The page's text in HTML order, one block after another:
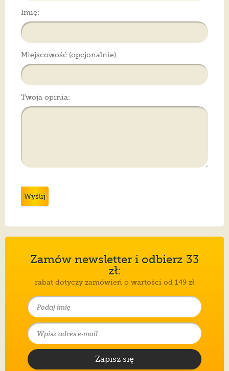
Imię:
Miejscowość (opcjonalnie):
Twoja opinia:
Wyślij
Zamów newsletter i odbierz 33
zł:
rabat dotyczy zamówień o wartości od 149 zł
Zapisz się